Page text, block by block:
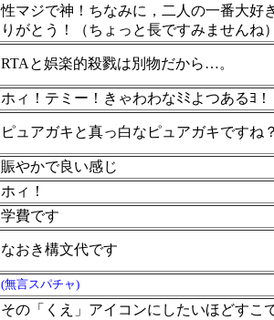
性マジで神！ちなみに，二人の一番大好
りがとう！（ちょっと長ですみませんね）
RTAと娯楽的殺戮は別物だから…。
ホィ！テミー！きゃわわなﾐﾐよつあるﾖ！
ピュアガキと真っ白なピュアガキですね？
賑やかで良い感じ
ホィ！
学費です
なおき構文代です
(無言スパチャ)
その「くえ」アイコンにしたいほどすこ